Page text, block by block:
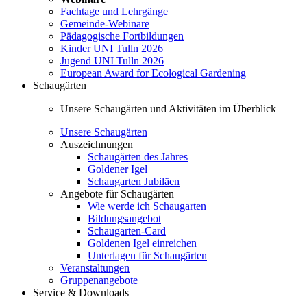
Fachtage und Lehrgänge
Gemeinde-Webinare
Pädagogische Fortbildungen
Kinder UNI Tulln 2026
Jugend UNI Tulln 2026
European Award for Ecological Gardening
Schaugärten
Unsere Schaugärten und Aktivitäten im Überblick
Unsere Schaugärten
Auszeichnungen
Schaugärten des Jahres
Goldener Igel
Schaugarten Jubiläen
Angebote für Schaugärten
Wie werde ich Schaugarten
Bildungsangebot
Schaugarten-Card
Goldenen Igel einreichen
Unterlagen für Schaugärten
Veranstaltungen
Gruppenangebote
Service & Downloads